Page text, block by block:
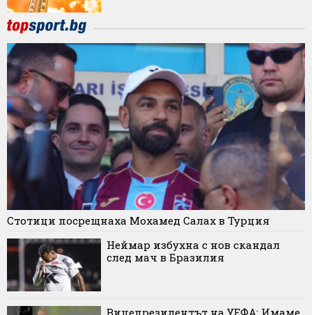
Стотици посрещнаха Мохамед Салах в Турция
Неймар избухна с нов скандал
след мач в Бразилия
Вицепрезидентът на УЕФА: Имаме